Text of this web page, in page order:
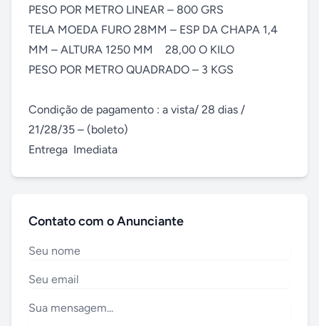
PESO POR METRO LINEAR – 800 GRS
TELA MOEDA FURO 28MM – ESP DA CHAPA 1,4
MM – ALTURA 1250 MM	28,00 O KILO
PESO POR METRO QUADRADO – 3 KGS
Condição de pagamento : a vista/ 28 dias /
21/28/35 – (boleto)
Entrega  Imediata
Contato com o Anunciante